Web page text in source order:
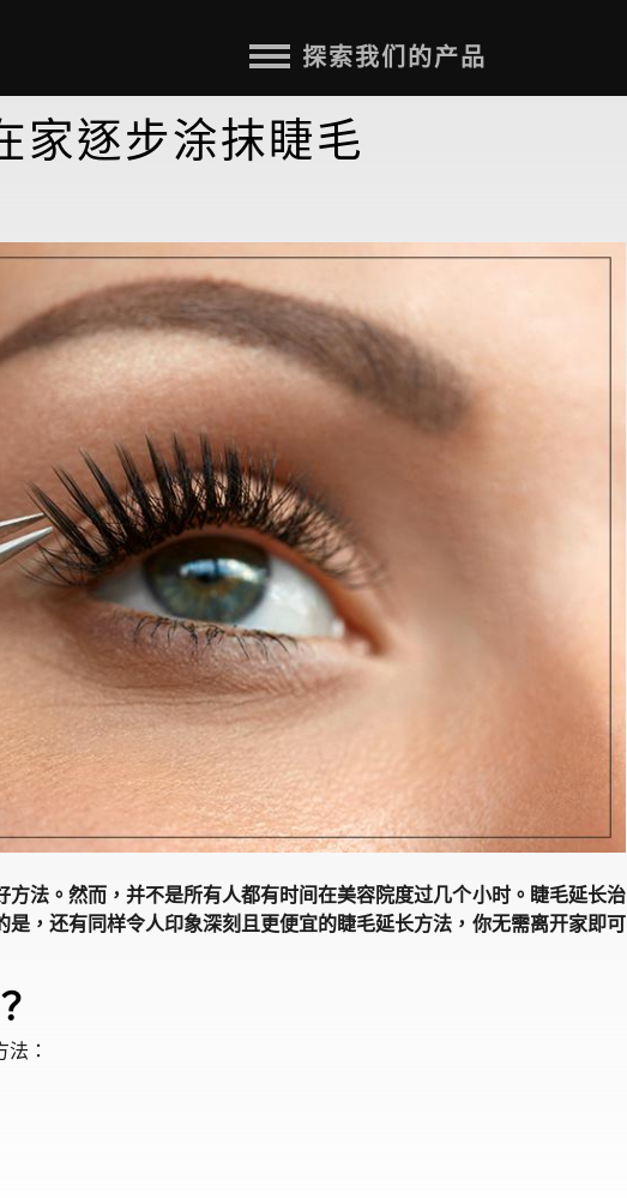
探索我们的产品
家逐步涂抹睫毛
方法。然而，并不是所有人都有时间在美容院度过几个小时。睫毛延长治
是，还有同样令人印象深刻且更便宜的睫毛延长方法，你无需离开家即可
：